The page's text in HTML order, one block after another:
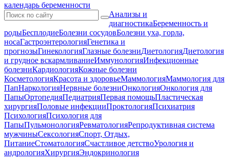
календарь беременности
Анализы и
диагностикаБеременность и
родыБесплодиеБолезни сосудовБолезни уха, горла,
носаГастроэнтерологияГенетика и
прогнозыГинекологияГлазные болезниДиетологияДиетология
и грудное вскармливаниеИммунологияИнфекционные
болезниКардиологияКожные болезни
КосметологияКрасота и здоровьеМаммологияМаммология для
ПапНаркологияНервные болезниОнкологияОнкология для
ПапыОртопедияПедиатрияПервая помощьПластическая
хирургияПоловые инфекцииПроктологияПсихиатрия
ПсихологияПсихология для
ПапыПульмонологияРевматологияРепродуктивная система
мужчиныСексологияСпорт, Отдых,
ПитаниеСтоматологияСчастливое детствоУрология и
андрологияХирургияЭндокринология